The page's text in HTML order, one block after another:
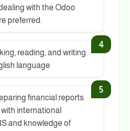
with the Odoo
preferred.
reading, and writing
language
financial reports
international
and knowledge of